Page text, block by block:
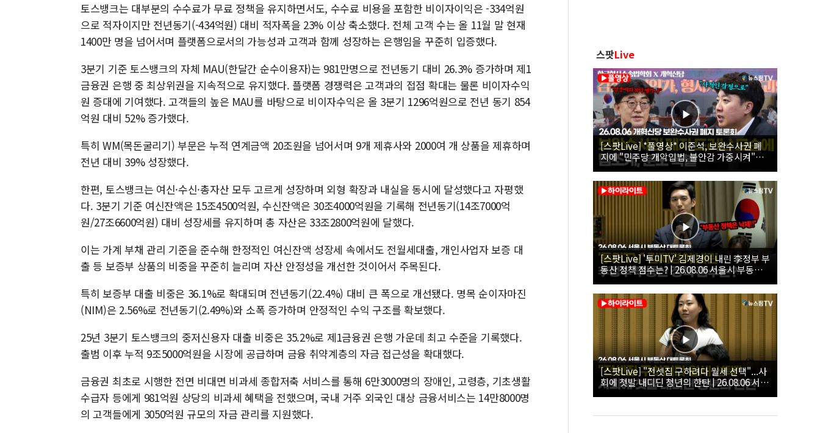
토스뱅크는 대부분의 수수료가 무료 정책을 유지하면서도, 수수료 비용을 포함한 비이자이익은 -334억원
으로 적자이지만 전년동기(-434억원) 대비 적자폭을 23% 이상 축소했다. 전체 고객 수는 올 11월 말 현재
1400만 명을 넘어서며 플랫폼으로서의 가능성과 고객과 함께 성장하는 은행임을 꾸준히 입증했다.
3분기 기준 토스뱅크의 자체 MAU(한달간 순수이용자)는 981만명으로 전년동기 대비 26.3% 증가하며 제1
금융권 은행 중 최상위권을 지속적으로 유지했다. 플랫폼 경쟁력은 고객과의 접점 확대는 물론 비이자수익
원 증대에 기여했다. 고객들의 높은 MAU를 바탕으로 비이자수익은 올 3분기 1296억원으로 전년 동기 854
억원 대비 52% 증가했다.
특히 WM(목돈굴리기) 부문은 누적 연계금액 20조원을 넘어서며 9개 제휴사와 2000여 개 상품을 제휴하며
전년 대비 39% 성장했다.
한편, 토스뱅크는 여신·수신·총자산 모두 고르게 성장하며 외형 확장과 내실을 동시에 달성했다고 자평했
다. 3분기 기준 여신잔액은 15조4500억원, 수신잔액은 30조4000억원을 기록해 전년동기(14조7000억
원/27조6600억원) 대비 성장세를 유지하며 총 자산은 33조2800억원에 달했다.
이는 가계 부채 관리 기준을 준수해 한정적인 여신잔액 성장세 속에서도 전월세대출, 개인사업자 보증 대
출 등 보증부 상품의 비중을 꾸준히 늘리며 자산 안정성을 개선한 것이어서 주목된다.
특히 보증부 대출 비중은 36.1%로 확대되며 전년동기(22.4%) 대비 큰 폭으로 개선됐다. 명목 순이자마진
(NIM)은 2.56%로 전년동기(2.49%)와 소폭 증가하며 안정적인 수익 구조를 확보했다.
25년 3분기 토스뱅크의 중저신용자 대출 비중은 35.2%로 제1금융권 은행 가운데 최고 수준을 기록했다.
출범 이후 누적 9조5000억원을 시장에 공급하며 금융 취약계층의 자금 접근성을 확대했다.
금융권 최초로 시행한 전면 비대면 비과세 종합저축 서비스를 통해 6만3000명의 장애인, 고령층, 기초생활
수급자 등에게 981억원 상당의 비과세 혜택을 전했으며, 국내 거주 외국인 대상 금융서비스는 14만8000명
의 고객들에게 3050억원 규모의 자금 관리를 지원했다.
스팟Live
[스팟Live] *풀영상* 이준석, 보완수사권 폐
지에 "민주당 개악입법, 불안감 가중시켜"｜
26.08.06 개혁신당 보완수사권 폐지 토론회
[스팟Live] '투미TV' 김제경이 내린 李정부 부
동산 정책 점수는? | 26.08.06 서울시 부동산
대토론회
[스팟Live] "전셋집 구하려다 월세 선택"...사
회에 첫발 내디딘 청년의 한탄 | 26.08.06 서울
시 부동산 대토론회